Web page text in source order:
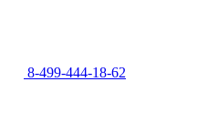
8-499-444-18-62